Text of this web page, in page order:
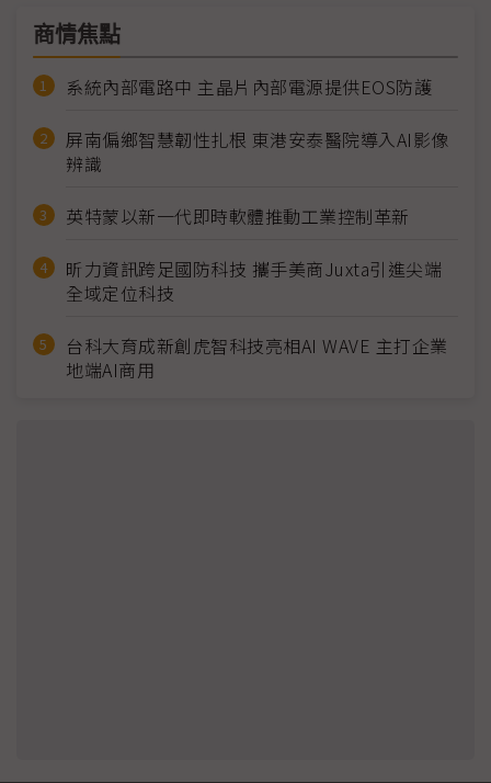
商情焦點
系統內部電路中 主晶片內部電源提供EOS防護
屏南偏鄉智慧韌性扎根 東港安泰醫院導入AI影像
辨識
英特蒙以新一代即時軟體推動工業控制革新
昕力資訊跨足國防科技 攜手美商Juxta引進尖端
全域定位科技
台科大育成新創虎智科技亮相AI WAVE 主打企業
地端AI商用